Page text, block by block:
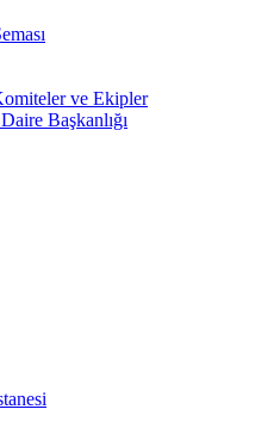
ve Ekipler
Başkanlığı